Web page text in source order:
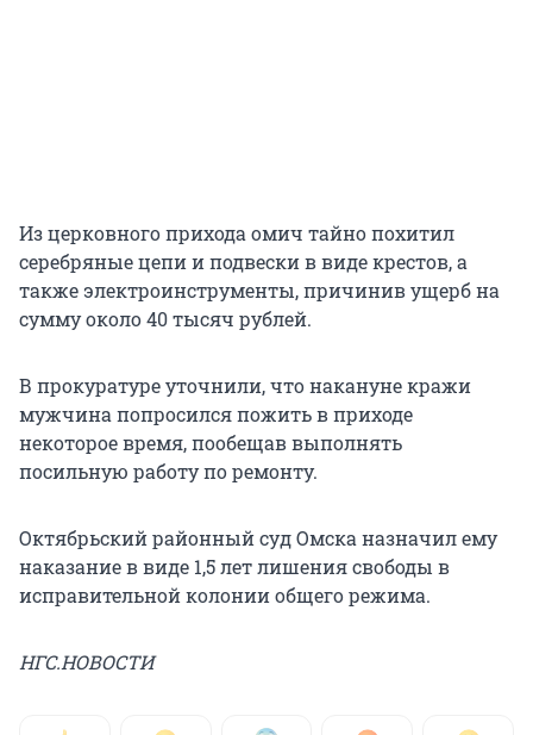
Из церковного прихода омич тайно похитил
серебряные цепи и подвески в виде крестов, а
также электроинструменты, причинив ущерб на
сумму около 40 тысяч рублей.
В прокуратуре уточнили, что накануне кражи
мужчина попросился пожить в приходе
некоторое время, пообещав выполнять
посильную работу по ремонту.
Октябрьский районный суд Омска назначил ему
наказание в виде 1,5 лет лишения свободы в
исправительной колонии общего режима.
НГС.НОВОСТИ